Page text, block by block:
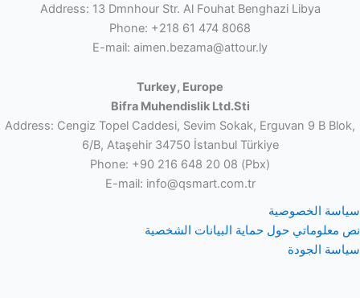
Address: 13 Dmnhour Str. Al Fouhat Benghazi Libya
Phone: +218 61 474 8068
E-mail: aimen.bezama@attour.ly
Turkey, Europe
Bifra Muhendislik Ltd.Sti
Address: Cengiz Topel Caddesi, Sevim Sokak, Erguvan 9 B Blok,
6/B, Ataşehir 34750 İstanbul Türkiye
Phone: +90 216 648 20 08 (Pbx)
E-mail: info@qsmart.com.tr
سياسة الخصوصية
نص معلوماتي حول حماية البيانات الشخصية
سياسة الجودة